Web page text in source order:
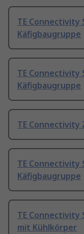
TE Connectivity
Käfigbaugruppe
TE Connectivity
Käfigbaugruppe
TE Connectivity
TE Connectivity
Käfigbaugruppe
TE Connectivity
mit Kühlkörper